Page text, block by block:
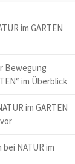
im GARTEN
Bewegung
im Überblick
im GARTEN
NATUR im